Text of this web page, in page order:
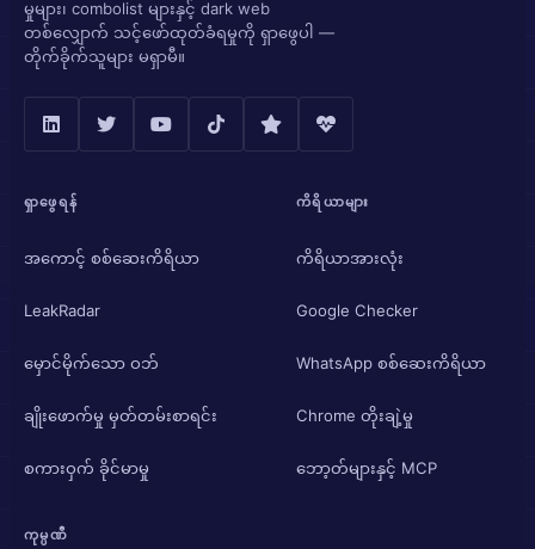
မှုများ၊ combolist များနှင့် dark web
တစ်လျှောက် သင့်ဖော်ထုတ်ခံရမှုကို ရှာဖွေပါ —
တိုက်ခိုက်သူများ မရှာမီ။
ရှာဖွေရန်
အကောင့် စစ်ဆေးကိရိယာ
LeakRadar
မှောင်မိုက်သော ဝဘ်
ချိုးဖောက်မှု မှတ်တမ်းစာရင်း
စကားဝှက် ခိုင်မာမှု
ကိရိယာများ
ကိရိယာအားလုံး
Google Checker
WhatsApp စစ်ဆေးကိရိယာ
Chrome တိုးချဲ့မှု
ဘော့တ်များနှင့် MCP
ကုမ္ပဏီ